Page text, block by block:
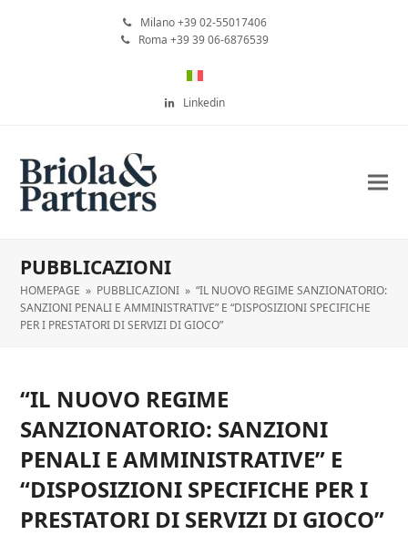
Milano +39 02-55017406
Roma +39 39 06-6876539
Linkedin
PUBBLICAZIONI
HOMEPAGE » PUBBLICAZIONI » “IL NUOVO REGIME SANZIONATORIO:
SANZIONI PENALI E AMMINISTRATIVE” E “DISPOSIZIONI SPECIFICHE
PER I PRESTATORI DI SERVIZI DI GIOCO”
“IL NUOVO REGIME
SANZIONATORIO: SANZIONI
PENALI E AMMINISTRATIVE” E
“DISPOSIZIONI SPECIFICHE PER I
PRESTATORI DI SERVIZI DI GIOCO”